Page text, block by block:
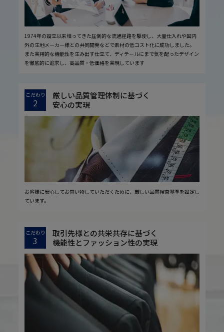
1974年の設立以来培ってきた圧倒的な流通経路を駆使し、大量仕入れや国内
外の生地メーカー様との共同開発などで素材の低コスト化に成功しました。
また実用的な機能性を生み出す仕立て、ディテールにまで気を配ったデザイン
を徹底的に追求し、高品質・低価格を実現しています
こだわり
2
厳しい品質管理体制に基づく
安心の実現
お客様に安心してお買い物していただくために、厳しい品質検査基準を設定し
ています。
こだわり
3
取引先様との共栄共存に基づく
機能性とファッション性の実現